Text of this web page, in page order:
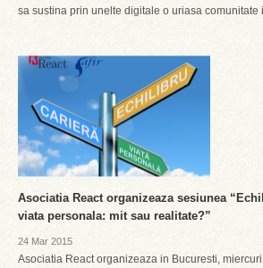
sa sustina prin unelte digitale o uriasa comunitate
Asociatia React organizeaza sesiunea
viata personala: mit sau realitate?”
24 Mar 2015
Asociatia React organizeaza in Bucuresti,